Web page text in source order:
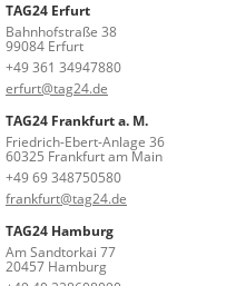
TAG24 Erfurt
Bahnhofstraße 38
99084 Erfurt
+49 361 34947880
erfurt@tag24.de
TAG24 Frankfurt a. M.
Friedrich-Ebert-Anlage 36
60325 Frankfurt am Main
+49 69 348750580
frankfurt@tag24.de
TAG24 Hamburg
Am Sandtorkai 77
20457 Hamburg